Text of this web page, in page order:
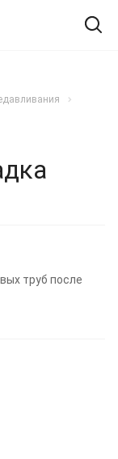
труб после